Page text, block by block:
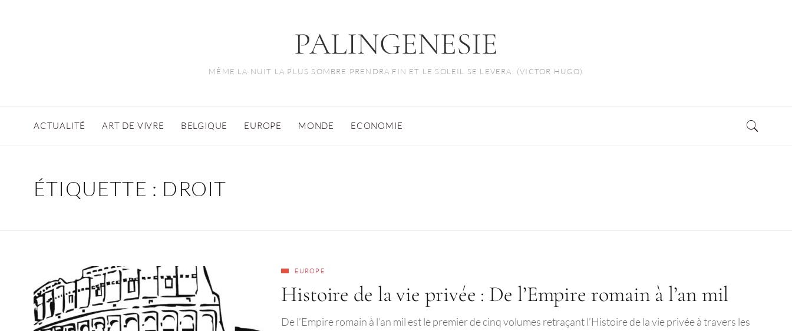
PALINGENESIE
MÊME LA NUIT LA PLUS SOMBRE PRENDRA FIN ET LE SOLEIL SE LÈVERA. (VICTOR HUGO)
ACTUALITÉ ART DE VIVRE BELGIQUE EUROPE MONDE ECONOMIE
ÉTIQUETTE : DROIT
EUROPE
Histoire de la vie privée : De l’Empire romain à l’an mil
De l’Empire romain à l’an mil est le premier de cinq volumes retraçant l’Histoire de la vie privée à travers les